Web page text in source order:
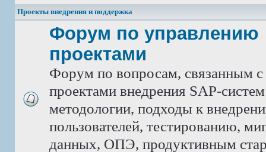
Проекты внедрения и поддержка
Форум по управлению
проектами
Форум по вопросам, связанным с
проектами внедрения SAP-
методологии, подходы к
пользователей, тестированию,
данных, ОПЭ, продуктивным